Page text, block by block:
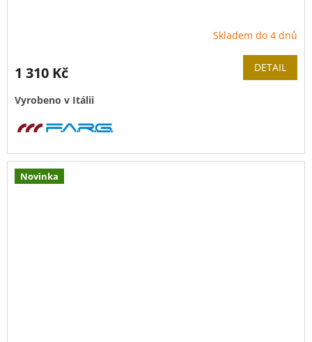
Skladem do 4 dnů
1 310 Kč DETAIL
Vyrobeno v Itálii
Novinka